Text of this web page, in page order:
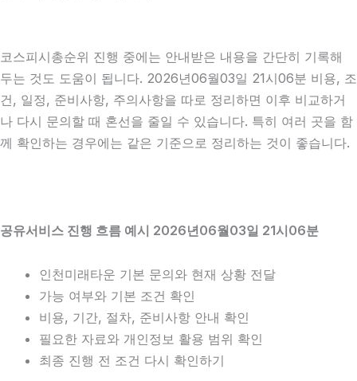
코스피시총순위 진행 중에는 안내받은 내용을 간단히 기록해
두는 것도 도움이 됩니다. 2026년06월03일 21시06분 비용, 조
건, 일정, 준비사항, 주의사항을 따로 정리하면 이후 비교하거
나 다시 문의할 때 혼선을 줄일 수 있습니다. 특히 여러 곳을 함
께 확인하는 경우에는 같은 기준으로 정리하는 것이 좋습니다.
공유서비스 진행 흐름 예시 2026년06월03일 21시06분
인천미래타운 기본 문의와 현재 상황 전달
가능 여부와 기본 조건 확인
비용, 기간, 절차, 준비사항 안내 확인
필요한 자료와 개인정보 활용 범위 확인
최종 진행 전 조건 다시 확인하기